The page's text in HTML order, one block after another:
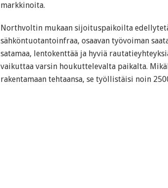
markkinoita.
Northvoltin mukaan sijoituspaikoilta
sähköntuotantoinfraa, osaavan työvoiman
satamaa, lentokenttää ja hyviä
vaikuttaa varsin houkuttelevalta paikalta.
rakentamaan tehtaansa, se työllistäisi noin